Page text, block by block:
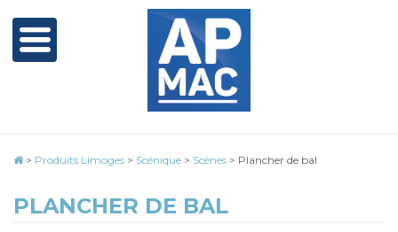
> Produits Limoges > Scénique > Scènes > Plancher de bal
PLANCHER DE BAL